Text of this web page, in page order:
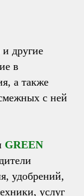
другие
в
а также
с ней
GREEN
удобрений,
услуг